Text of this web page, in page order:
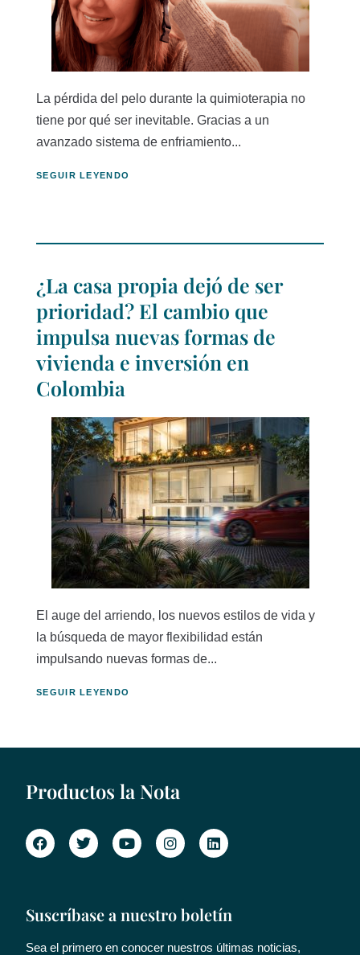
La pérdida del pelo durante la quimioterapia no
tiene por qué ser inevitable. Gracias a un
avanzado sistema de enfriamiento...
SEGUIR LEYENDO
¿La casa propia dejó de ser
prioridad? El cambio que
impulsa nuevas formas de
vivienda e inversión en
Colombia
El auge del arriendo, los nuevos estilos de vida y
la búsqueda de mayor flexibilidad están
impulsando nuevas formas de...
SEGUIR LEYENDO
Productos la Nota
Suscríbase a nuestro boletín
Sea el primero en conocer nuestros últimas noticias,